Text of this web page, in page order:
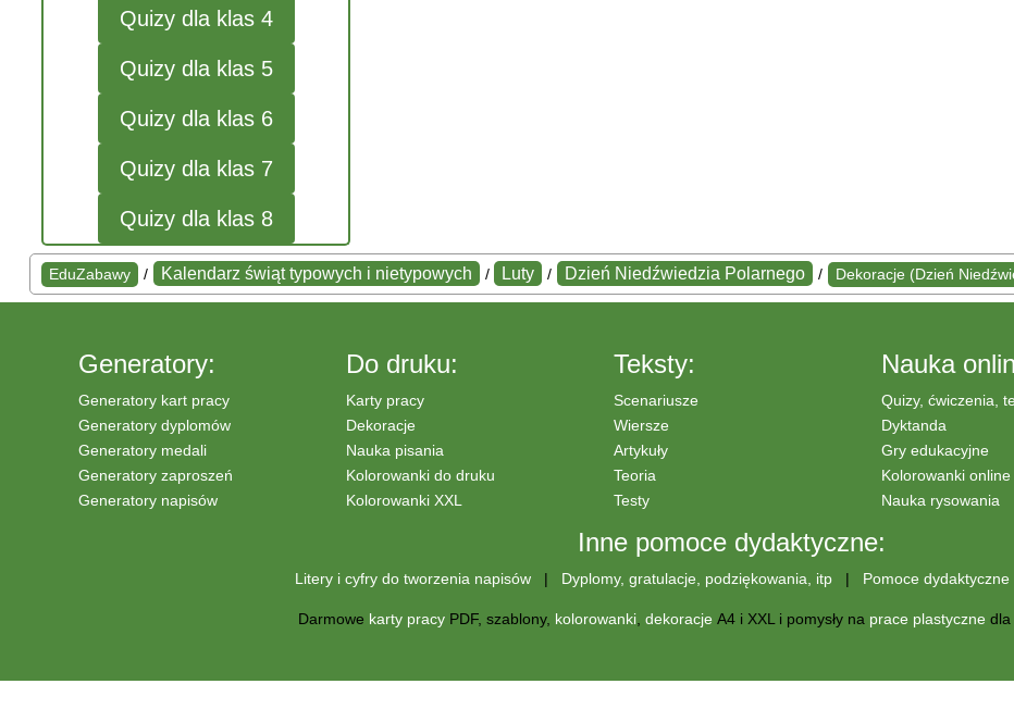
Quizy dla klas 4
Quizy dla klas 5
Quizy dla klas 6
Quizy dla klas 7
Quizy dla klas 8
EduZabawy / Kalendarz świąt typowych i nietypowych / Luty / Dzień Niedźwiedzia Polarnego / Dekoracje (Dzień
Generatory:
Generatory kart pracy
Generatory dyplomów
Generatory medali
Generatory zaproszeń
Generatory napisów
Do druku:
Karty pracy
Dekoracje
Nauka pisania
Kolorowanki do druku
Kolorowanki XXL
Teksty:
Scenariusze
Wiersze
Artykuły
Teoria
Testy
Nauka
Quizy, ćwiczenia,
Dyktanda
Gry edukacyjne
Kolorowanki online
Nauka rysowania
Inne pomoce dydaktyczne:
Litery i cyfry do tworzenia napisów| Dyplomy, gratulacje, podziękowania, itp| Pomoce dydaktyczne
Darmowe karty pracy PDF, szablony, kolorowanki dekoracje A4 i XXL i pomysły na prace plastyczne dla